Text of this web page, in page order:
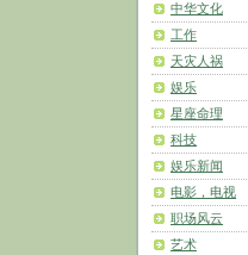
中华文化
工作
天灾人祸
娱乐
星座命理
科技
娱乐新闻
电影，电视
职场风云
艺术